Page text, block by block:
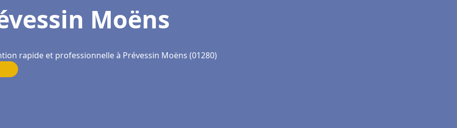
Moëns
rapide et professionnelle à Prévessin Moëns (01280)